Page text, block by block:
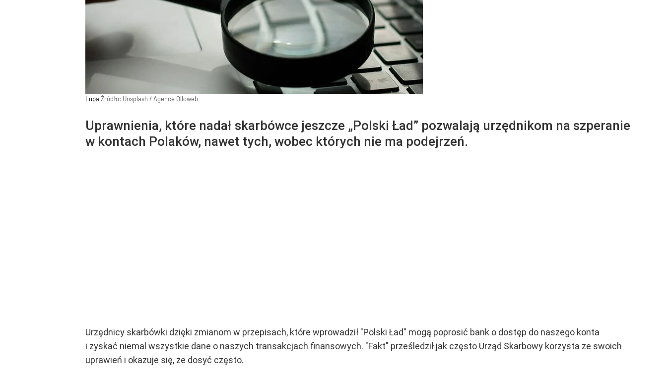
Lupa Źródło: Unsplash / Agence Olloweb
Uprawnienia, które nadał skarbówce jeszcze „Polski Ład” pozwalają urzędnikom na szperanie
w kontach Polaków, nawet tych, wobec których nie ma podejrzeń.
Urzędnicy skarbówki dzięki zmianom w przepisach, które wprowadził "Polski Ład" mogą poprosić bank o dostęp do naszego konta
i zyskać niemal wszystkie dane o naszych transakcjach finansowych. "Fakt" prześledził jak często Urząd Skarbowy korzysta ze swoich
uprawień i okazuje się, że dosyć często.